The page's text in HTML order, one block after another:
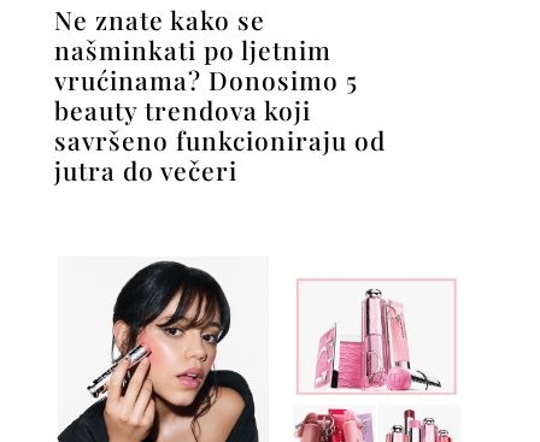
Ne znate kako se
našminkati po ljetnim
vrućinama? Donosimo 5
beauty trendova koji
savršeno funkcioniraju od
jutra do večeri